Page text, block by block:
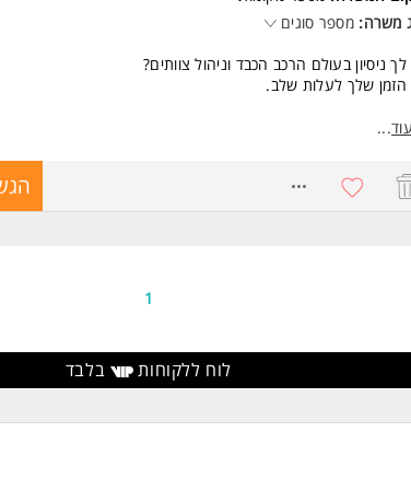
משרות ומידע על כלמוביל >
משרה: מספר סוגים
ניסיון בעולם הרכב הכבד וניהול צוותים?
הזמן שלך לעלות שלב.
מחפשים מנהל.ת צוות שיוביל.ת צוות מקצועי לעמידה ביעדים,
משמעותי עם אחריות אמיתית על צוות, תהליכים ותוצאות.
בניהול צוות
טכנית - יתרון
עוד...
1
לוח ללקוחות בלבד